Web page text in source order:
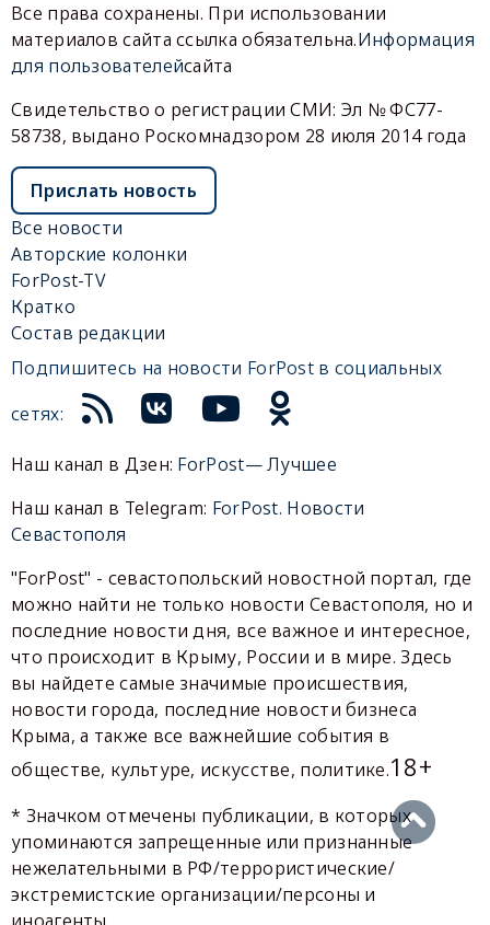
Все права сохранены. При использовании
материалов сайта ссылка обязательна.Информация
для пользователейсайта
Свидетельство о регистрации СМИ: Эл № ФС77-
58738, выдано Роскомнадзором 28 июля 2014 года
Прислать новость
Все новости
Авторские колонки
ForPost-TV
Кратко
Состав редакции
Подпишитесь на новости ForPost в социальных
сетях:
Наш канал в Дзен: ForPost— Лучшее
Наш канал в Telegram: ForPost. Новости
Севастополя
"ForPost" - севастопольский новостной портал, где
можно найти не только новости Севастополя, но и
последние новости дня, все важное и интересное,
что происходит в Крыму, России и в мире. Здесь
вы найдете самые значимые происшествия,
новости города, последние новости бизнеса
Крыма, а также все важнейшие события в
обществе, культуре, искусстве, политике.18+
* Значком отмечены публикации, в которых
упоминаются запрещенные или признанные
нежелательными в РФ/террористические/
экстремистские организации/персоны и